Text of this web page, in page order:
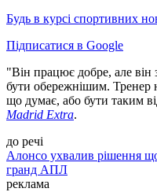
Будь в курсі спортивних
Підписатися в Google
"Він працює добре, але він
бути обережнішим. Тренер
що думає, або бути таким
Madrid Extra.
до речі
Алонсо ухвалив рішення
гранд АПЛ
реклама